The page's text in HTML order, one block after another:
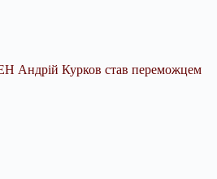
Андрій Курков став переможцем